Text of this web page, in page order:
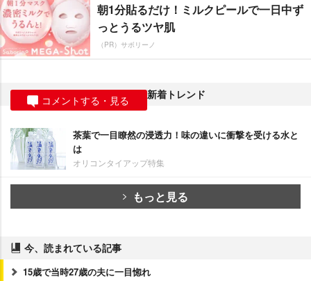
朝1分貼るだけ！ミルクピールで一日中ず
っとうるツヤ肌
（PR）サボリーノ
コメントする・見る 新着トレンド
茶葉で一目瞭然の浸透力！味の違いに衝撃を受ける水と
は
オリコンタイアップ特集
もっと見る
今、読まれている記事
15歳で当時27歳の夫に一目惚れ